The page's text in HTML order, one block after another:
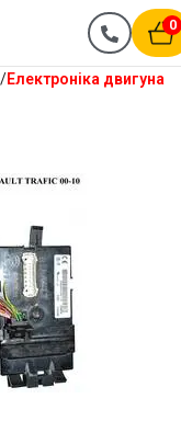
0
Електроніка двигуна